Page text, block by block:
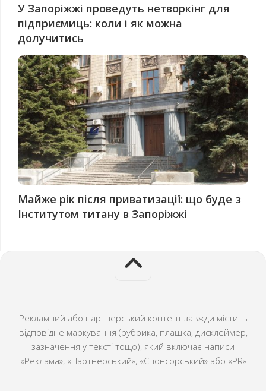
У Запоріжжі проведуть нетворкінг для
підприємиць: коли і як можна
долучитись
Майже рік після приватизації: що буде з
Інститутом титану в Запоріжжі
Рекламний або партнерський контент завжди містить
відповідне маркування (рубрика, плашка, дисклеймер,
зазначення у тексті тощо), який включає написи
«Реклама», «Партнерський», «Спонсорський» або «PR»